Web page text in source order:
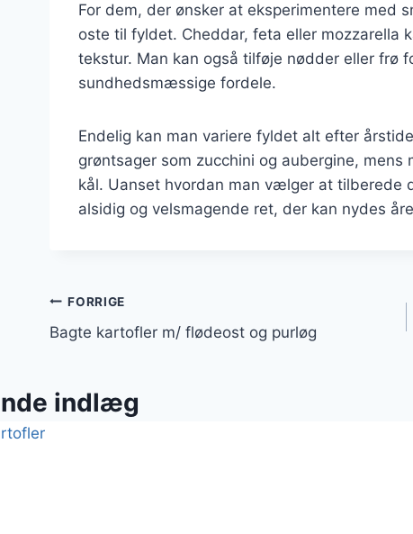
For dem, der ønsker at eksperimentere med
oste til fyldet. Cheddar, feta eller mozzarella
tekstur. Man kan også tilføje nødder eller frø
sundhedsmæssige fordele.
Endelig kan man variere fyldet alt efter
grøntsager som zucchini og aubergine,
kål. Uanset hvordan man vælger at tilberede
alsidig og velsmagende ret, der kan nydes
Indlægsnavigation
FORRIGE
Bagte kartofler m/ flødeost og purløg
indlæg